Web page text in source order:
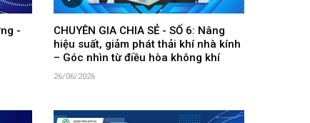
-
CHUYÊN GIA CHIA SẺ - SỐ 6: Nâng
hiệu suất, giảm phát thải khí nhà kính
– Góc nhìn từ điều hòa không khí
26/06/2026